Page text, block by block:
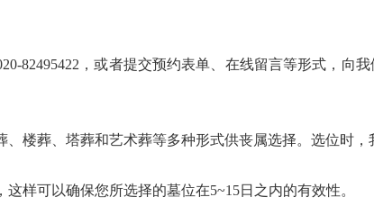
82495422，或者提交预约表单、在线留言等形式，向
楼葬、塔葬和艺术葬等多种形式供丧属选择。选位时，
样可以确保您所选择的墓位在5~15日之内的有效性。